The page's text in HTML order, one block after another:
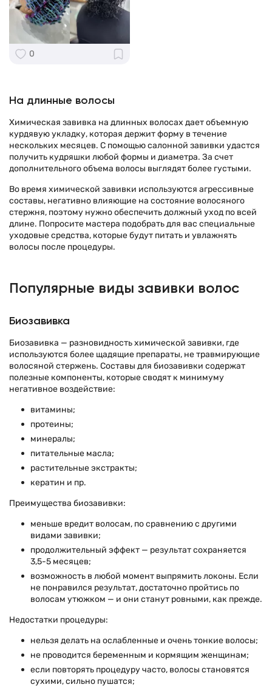
0
На длинные волосы
Химическая завивка на длинных волосах дает объемную
курдявую укладку, которая держит форму в течение
нескольких месяцев. С помощью салонной завивки удастся
получить кудряшки любой формы и диаметра. За счет
дополнительного объема волосы выглядят более густыми.
Во время химической завивки используются агрессивные
составы, негативно влияющие на состояние волосяного
стержня, поэтому нужно обеспечить должный уход по всей
длине. Попросите мастера подобрать для вас специальные
уходовые средства, которые будут питать и увлажнять
волосы после процедуры.
Популярные виды завивки волос
Биозавивка
Биозавивка — разновидность химической завивки, где
используются более щадящие препараты, не травмирующие
волосяной стержень. Составы для биозавивки содержат
полезные компоненты, которые сводят к минимуму
негативное воздействие:
витамины;
протеины;
минералы;
питательные масла;
растительные экстракты;
кератин и пр.
Преимущества биозавивки:
меньше вредит волосам, по сравнению с другими
видами завивки;
продолжительный эффект — результат сохраняется
3,5-5 месяцев;
возможность в любой момент выпрямить локоны. Если
не понравился результат, достаточно пройтись по
волосам утюжком — и они станут ровными, как прежде.
Недостатки процедуры:
нельзя делать на ослабленные и очень тонкие волосы;
не проводится беременным и кормящим женщинам;
если повторять процедуру часто, волосы становятся
сухими, сильно пушатся;